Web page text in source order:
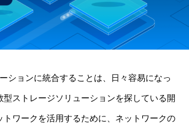
ションに統合することは、日々容易になっ
型ストレージソリューションを探している開
トワークを活用するために、ネットワークの